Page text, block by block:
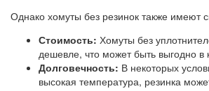
Однако хомуты без резинок также имеют
Стоимость: Хомуты без
дешевле, что может быть выгодно в
Долговечность: В некоторых
высокая температура, резинка